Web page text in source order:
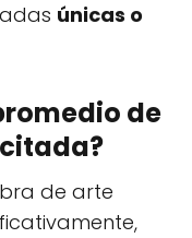
únicas o
de
de arte